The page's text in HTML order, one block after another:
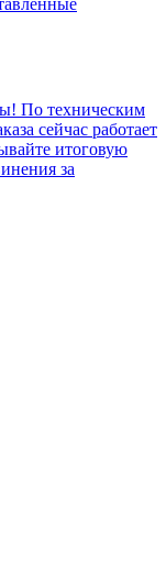
По техническим
сейчас работает
итоговую
за